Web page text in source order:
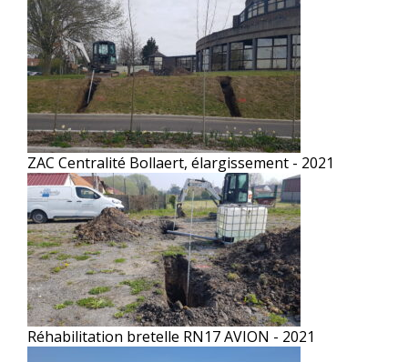
ZAC Centralité Bollaert, élargissement - 2021
Réhabilitation bretelle RN17 AVION - 2021